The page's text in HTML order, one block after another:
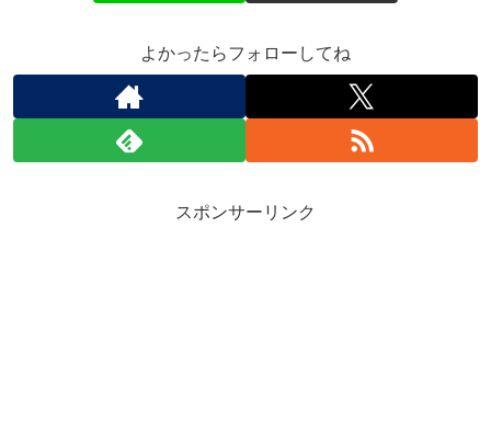
よかったらフォローしてね
スポンサーリンク